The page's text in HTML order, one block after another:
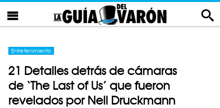
Entretenimiento
21 Detalles detrás de cámaras
de ‘The Last of Us’ que fueron
revelados por Neil Druckmann